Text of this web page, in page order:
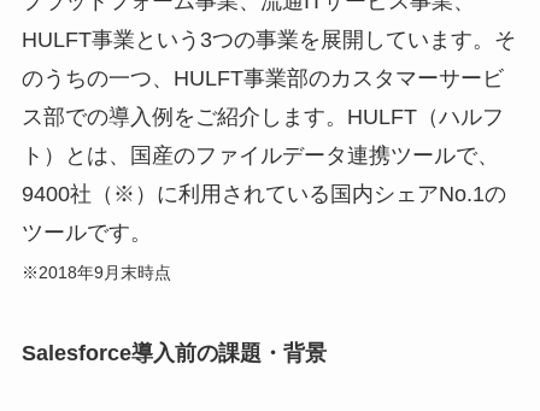
HULFT事業という3つの事業を展開しています。そ
のうちの一つ、HULFT事業部のカスタマーサービ
ス部での導入例をご紹介します。HULFT（ハルフ
ト）とは、国産のファイルデータ連携ツールで、
9400社（※）に利用されている国内シェアNo.1の
ツールです。
※2018年9月末時点
Salesforce導入前の課題・背景